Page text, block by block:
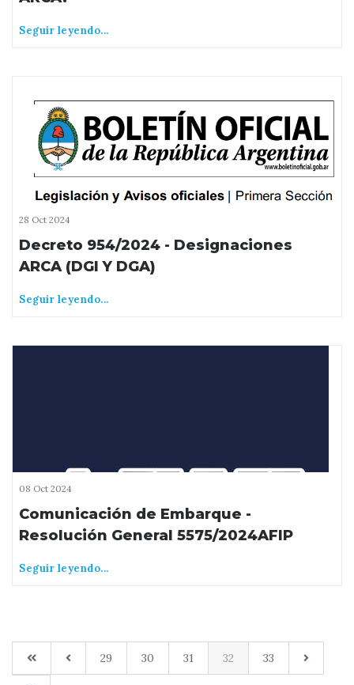
Seguir leyendo...
28 Oct 2024
Decreto 954/2024 - Designaciones
ARCA (DGI Y DGA)
Seguir leyendo...
08 Oct 2024
Comunicación de Embarque -
Resolución General 5575/2024AFIP
Seguir leyendo...
29 30 31 32 33